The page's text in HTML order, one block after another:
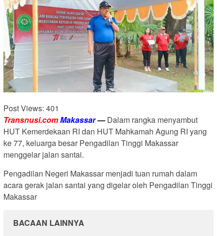
Post Views: 401
Transnusi.comMakassar—Dalam rangka menyambut
HUT Kemerdekaan RI dan HUT Mahkamah Agung RI yang
ke 77, keluarga besar Pengadilan Tinggi Makassar
menggelar jalan santai.
Pengadilan Negeri Makassar menjadi tuan rumah dalam
acara gerak jalan santai yang digelar oleh Pengadilan Tinggi
Makassar
BACAAN LAINNYA